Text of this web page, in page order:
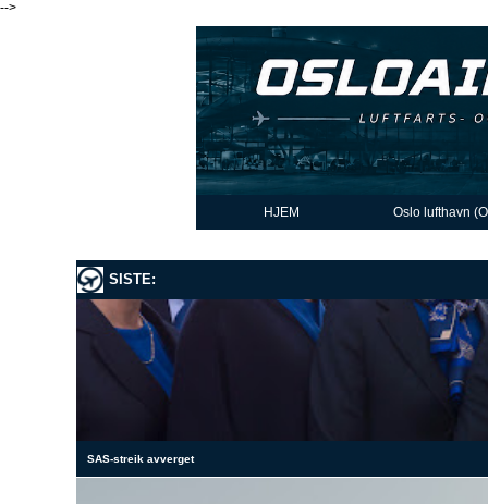
-->
HJEM Oslo lufthavn
SISTE:
SAS-streik avverget